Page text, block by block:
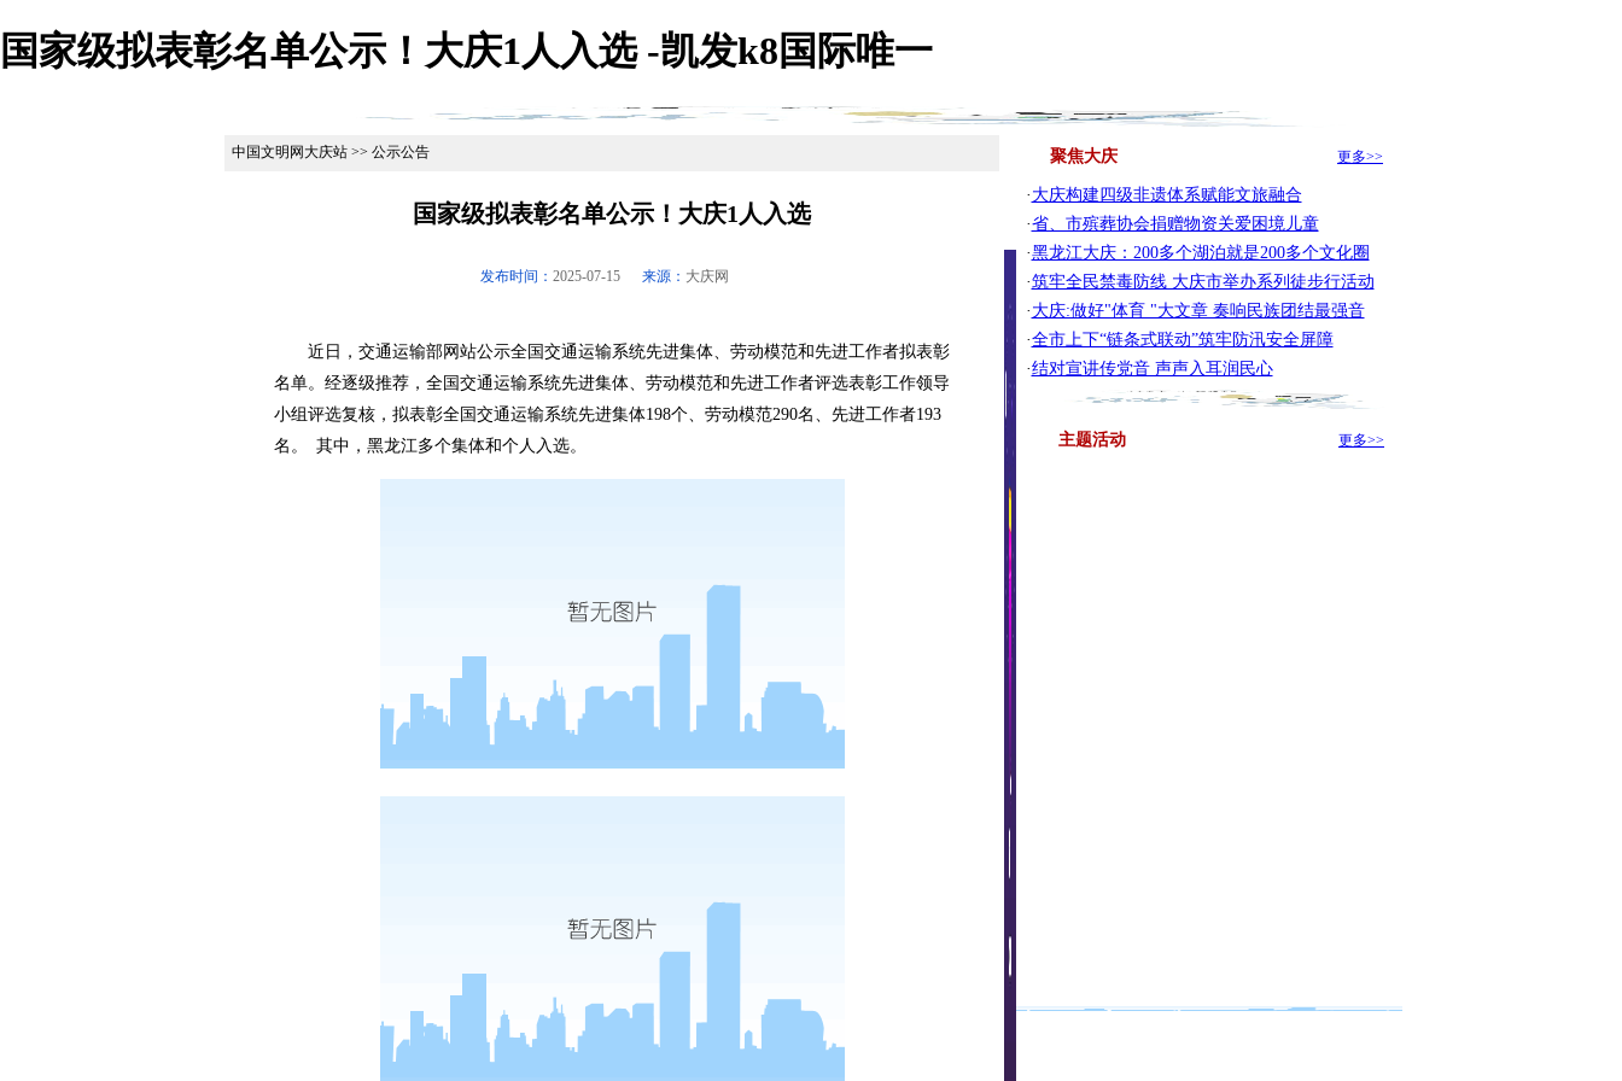
国家级拟表彰名单公示！大庆1人入选 -凯发k8国际唯一
中国文明网大庆站 >> 公示公告
国家级拟表彰名单公示！大庆1人入选
发布时间： 2025-07-15 来源： 大庆网
近日，交通运输部网站公示全国交通运输系统先进集体、劳动模范和先进工作者拟表彰
名单。经逐级推荐，全国交通运输系统先进集体、劳动模范和先进工作者评选表彰工作领导
小组评选复核，拟表彰全国交通运输系统先进集体198个、劳动模范290名、先进工作者193
名。 其中，黑龙江多个集体和个人入选。
聚焦大庆 更多>>
· 大庆构建四级非遗体系赋能文旅融合
·省、市殡葬协会捐赠物资关爱困境儿童
·黑龙江大庆：200多个湖泊就是200多个文化圈
·筑牢全民禁毒防线 大庆市举办系列徒步行活动
· 大庆:做好"体育 "大文章 奏响民族团结最强音
·全市上下“链条式联动”筑牢防汛安全屏障
·结对宣讲传党音 声声入耳润民心
主题活动 更多>>